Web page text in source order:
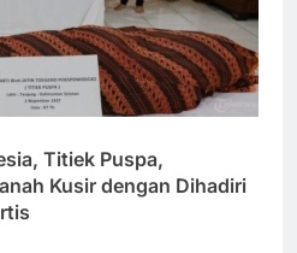
Titiek Puspa,
Kusir dengan Dihadiri